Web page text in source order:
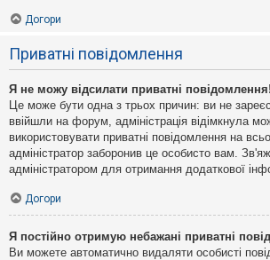
Догори
Приватні повідомлення
Я не можу відсилати приватні повідомлення!
Це може бути одна з трьох причин: ви не
ввійшли на форум, адміністрація відімкнула
використовувати приватні повідомлення на
адміністратор заборонив це особисто вам.
адміністратором для отримання додаткової
Догори
Я постійно отримую небажані приватні
Ви можете автоматично видаляти особисті